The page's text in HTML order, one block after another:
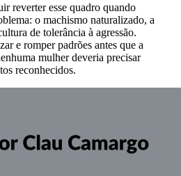
reverter esse quadro quando
o machismo naturalizado, a
de tolerância à agressão.
e romper padrões antes que a
mulher deveria precisar
reconhecidos.